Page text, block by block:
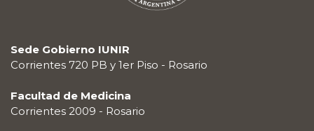
Sede Gobierno IUNIR
Corrientes 720 PB y 1er Piso - Rosario
Facultad de Medicina
Corrientes 2009 - Rosario